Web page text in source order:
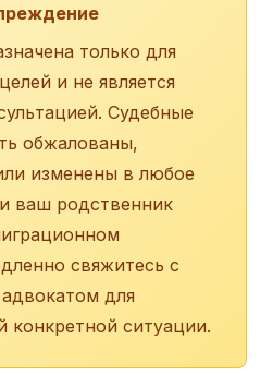
только для
и не является
Судебные
обжалованы,
изменены в любое
ваш родственник
свяжитесь с
для
конкретной ситуации.